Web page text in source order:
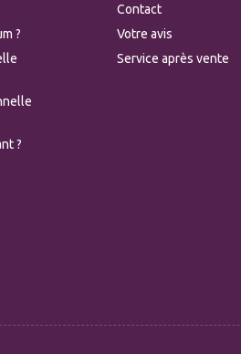
?
?
Contact
Votre avis
Service après vente